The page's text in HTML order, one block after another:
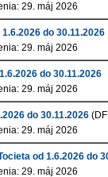
29. máj 2026
do 30.11.2026
29. máj 2026
do 30.11.2026
29. máj 2026
do 30.11.2026
29. máj 2026
od 1.6.2026 do
29. máj 2026